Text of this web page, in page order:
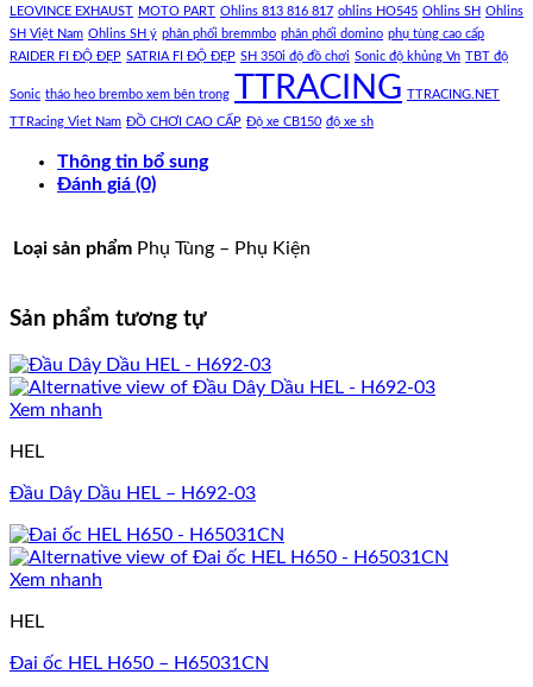
LEOVINCE EXHAUST MOTO PART Ohlins 813 816 817 ohlins HO545 Ohlins SH Ohlins
SH Việt Nam Ohlins SH ý phân phối bremmbo phân phối domino phụ tùng cao cấp
RAIDER FI ĐỘ ĐẸP SATRIA FI ĐỘ ĐẸP SH 350i độ đồ chơi Sonic độ khủng Vn TBT độ
Sonic tháo heo brembo xem bên trong TTRACING TTRACING.NET
TTRacing Viet Nam ĐỒ CHƠI CAO CẤP Độ xe CB150 độ xe sh
Thông tin bổ sung
Đánh giá (0)
Loại sản phẩm Phụ Tùng – Phụ Kiện
Sản phẩm tương tự
Xem nhanh
HEL
Đầu Dây Dầu HEL – H692-03
Xem nhanh
HEL
Đai ốc HEL H650 – H65031CN